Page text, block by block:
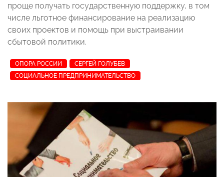
проще получать государственную поддержку, в том
числе льготное финансирование на реализацию
своих проектов и помощь при выстраивании
сбытовой политики.
ОПОРА РОССИИ
СЕРГЕЙ ГОЛУБЕВ
СОЦИАЛЬНОЕ ПРЕДПРИНИМАТЕЛЬСТВО